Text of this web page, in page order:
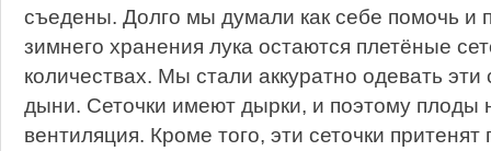
съедены. Долго мы думали как себе помочь и
зимнего хранения лука остаются плетёные
количествах. Мы стали аккуратно одевать эти
дыни. Сеточки имеют дырки, и поэтому
вентиляция. Кроме того, эти сеточки